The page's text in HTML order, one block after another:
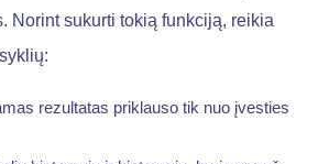
Norint sukurti tokią funkciją, reikia
rezultatas priklauso tik nuo įvesties